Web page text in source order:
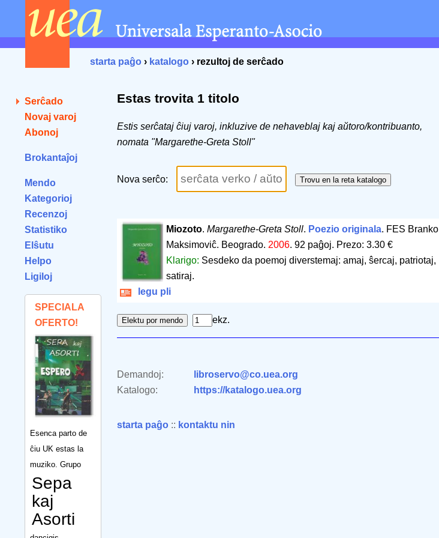
starta paĝo › katalogo › rezultoj de serĉado
Serĉado
Novaj varoj
Abonoj
Brokantaĵoj
Mendo
Kategorioj
Recenzoj
Statistiko
Elŝutu
Helpo
Ligiloj
SPECIALA
OFERTO!
Esenca parto de
ĉiu UK estas la
muziko. Grupo
Sepa
kaj
Asorti
Estas trovita 1 titolo
Estis serĉataj ĉiuj varoj, inkluzive de nehaveblaj kaj aŭtoro/kontribuanto,
nomata "Margarethe-Greta Stoll"
Nova serĉo:
Miozoto. Margarethe-Greta Stoll. Poezio originala. FES Branko
Maksimoviĉ. Beogrado. 2006. 92 paĝoj. Prezo: 3.30 €
Klarigo: Sesdeko da poemoj diverstemaj: amaj, ŝercaj, patriotaj,
satiraj.
legu pli
ekz.
Demandoj:
libroservo@co.uea.org
Katalogo:
https://katalogo.uea.org
starta paĝo :: kontaktu nin